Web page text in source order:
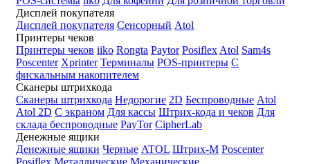
Дисплей покупателя
Дисплей покупателя Сенсорный Atol
Принтеры чеков
Принтеры чеков iiko Rongta Paytor Posiflex Atol Sam4s
Poscenter Xprinter Терминалы POS-принтеры С
фискальным накопителем
Сканеры штрихкода
Сканеры штрихкода Недорогие 2D Беспроводные Atol
Atol 2D С экраном Для кассы Штрих-кода и чеков Для
склада беспроводные PayTor CipherLab
Денежные ящики
Денежные ящики Черные ATOL Штрих-М Poscenter
Posiflex Металлические Механические